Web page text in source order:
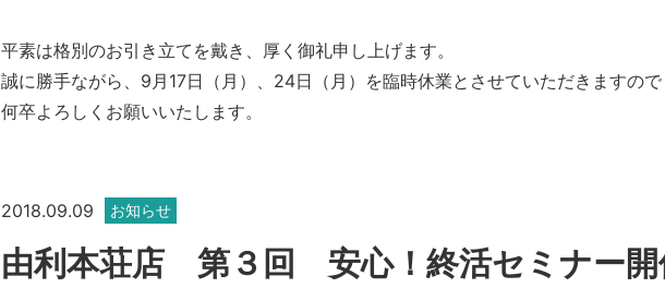
平素は格別のお引き立てを戴き、厚く御礼申し上げます。
誠に勝手ながら、9月17日（月）、24日（月）を臨時休業とさせていただきますので
何卒よろしくお願いいたします。
2018.09.09 お知らせ
由利本荘店 第３回 安心！終活セミナー開